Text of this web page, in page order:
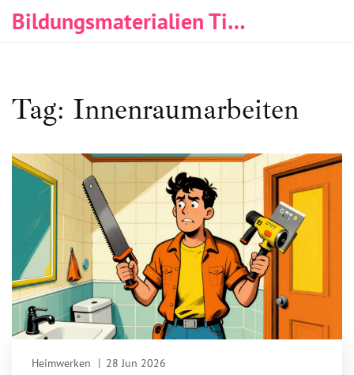
Bildungsmaterialien Tischlerei & Immobilien
Tag: Innenraumarbeiten
Heimwerken 28 Jun 2026